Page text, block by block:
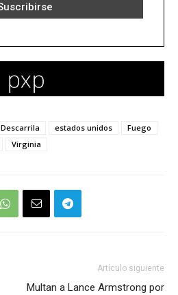
Descarrila estados unidos
Fuego
Virginia
Artículo siguiente
Multan a Lance Armstrong por